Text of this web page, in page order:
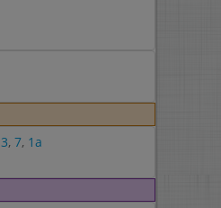
3, 7, 1a